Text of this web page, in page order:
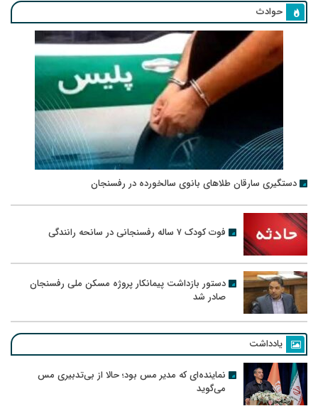
حوادث
دستگیری سارقان طلاهای بانوی سالخورده در رفسنجان
فوت کودک ۷ ساله رفسنجانی در سانحه رانندگی
دستور بازداشت پیمانکار پروژه مسکن ملی رفسنجان
صادر شد
یادداشت
نماینده‌ای که مدیر مس بود؛ حالا از بی‌تدبیری مس
می‌گوید